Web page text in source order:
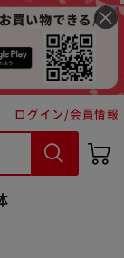
ログイン/会員情報